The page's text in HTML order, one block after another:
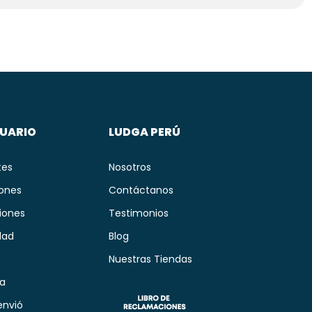
LUDGA PERÚ
Nosotros
Contáctanos
Testimonios
Blog
Nuestras Tiendas